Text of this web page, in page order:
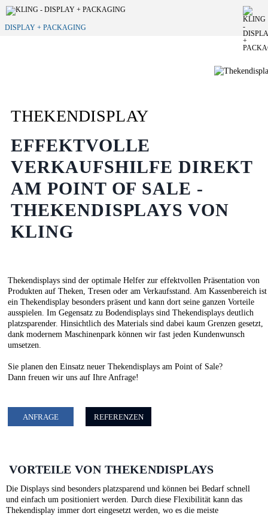
DISPLAY + PACKAGING
THEKENDISPLAY
EFFEKTVOLLE
VERKAUFSHILFE DIREKT
AM POINT OF SALE -
THEKENDISPLAYS VON
KLING
Thekendisplays sind der optimale Helfer zur effektvollen Präsentation von
Produkten auf Theken, Tresen oder am Verkaufsstand. Am Kassenbereich ist
ein Thekendisplay besonders präsent und kann dort seine ganzen Vorteile
ausspielen. Im Gegensatz zu Bodendisplays sind Thekendisplays deutlich
platzsparender. Hinsichtlich des Materials sind dabei kaum Grenzen gesetzt,
dank modernem Maschinenpark können wir fast jeden Kundenwunsch
umsetzen.
Sie planen den Einsatz neuer Thekendisplays am Point of Sale?
Dann freuen wir uns auf Ihre Anfrage!
ANFRAGE REFERENZEN
VORTEILE VON THEKENDISPLAYS
Die Displays sind besonders platzsparend und können bei Bedarf schnell
und einfach um positioniert werden. Durch diese Flexibilität kann das
Thekendisplay immer dort eingesetzt werden, wo es die meiste